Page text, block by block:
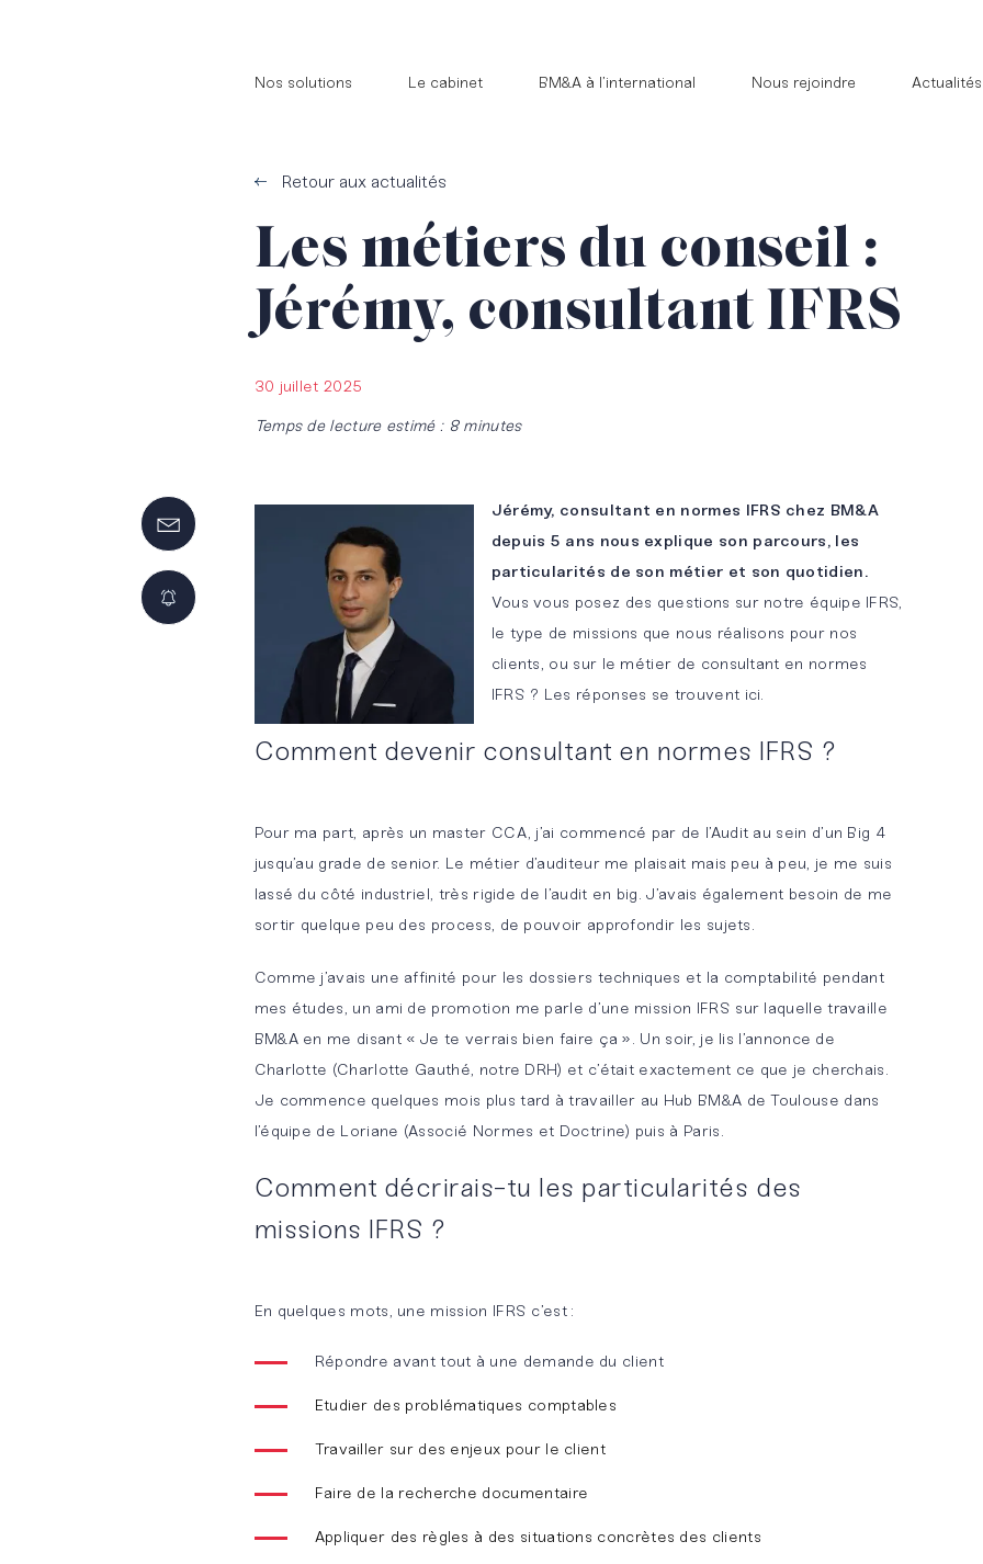
Nos solutions Le cabinet BM&A à l’international Nous rejoindre Actualités
opérationnels
Retour aux actualités
Les métiers du conseil :
Jérémy, consultant IFRS
30 juillet 2025
Temps de lecture estimé : 8 minutes
Jérémy, consultant en normes IFRS chez BM&A
depuis 5 ans nous explique son parcours, les
particularités de son métier et son quotidien.
Vous vous posez des questions sur notre équipe IFRS,
le type de missions que nous réalisons pour nos
clients, ou sur le métier de consultant en normes
IFRS ? Les réponses se trouvent ici.
Comment devenir consultant en normes IFRS ?
Pour ma part, après un master CCA, j’ai commencé par de l’Audit au sein d’un Big 4
jusqu’au grade de senior. Le métier d’auditeur me plaisait mais peu à peu, je me suis
lassé du côté industriel, très rigide de l’audit en big. J’avais également besoin de me
sortir quelque peu des process, de pouvoir approfondir les sujets.
Comme j’avais une affinité pour les dossiers techniques et la comptabilité pendant
mes études, un ami de promotion me parle d’une mission IFRS sur laquelle travaille
BM&A en me disant « Je te verrais bien faire ça ». Un soir, je lis l’annonce de
Charlotte (Charlotte Gauthé, notre DRH) et c’était exactement ce que je cherchais.
Je commence quelques mois plus tard à travailler au Hub BM&A de Toulouse dans
l’équipe de Loriane (Associé Normes et Doctrine) puis à Paris.
Comment décrirais-tu les particularités des
missions IFRS ?
En quelques mots, une mission IFRS c’est :
Répondre avant tout à une demande du client
Etudier des problématiques comptables
Travailler sur des enjeux pour le client
Faire de la recherche documentaire
Appliquer des règles à des situations concrètes des clients